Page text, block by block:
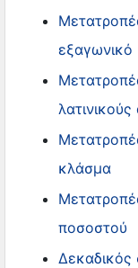
εξαγωνικό
κλάσμα
ποσοστού
Δεκαδικός